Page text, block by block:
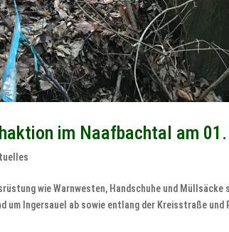
im Naafbachtal am
wie Warnwesten, Handschuhe und Müllsäcke
um Ingersauel ab sowie entlang der Kreisstraße und